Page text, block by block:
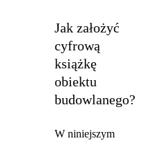
Jak założyć
cyfrową
książkę
obiektu
budowlanego?
W niniejszym